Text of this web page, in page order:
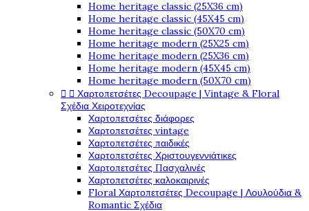
Home heritage classic (25X36 cm)
Home heritage classic (45X45 cm)
Home heritage classic (50X70 cm)
Home heritage modern (25X25 cm)
Home heritage modern (25X36 cm)
Home heritage modern (45X45 cm)
Home heritage modern (50X70 cm)
  Χαρτοπετσέτες Decoupage | Vintage & Floral
Σχέδια Χειροτεχνίας
Χαρτοπετσέτες διάφορες
Χαρτοπετσέτες vintage
Χαρτοπετσέτες παιδικές
Χαρτοπετσέτες Χριστουγεννιάτικες
Χαρτοπετσέτες Πασχαλινές
Χαρτοπετσέτες καλοκαιρινές
Floral Χαρτοπετσέτες Decoupage | Λουλούδια &
Romantic Σχέδια